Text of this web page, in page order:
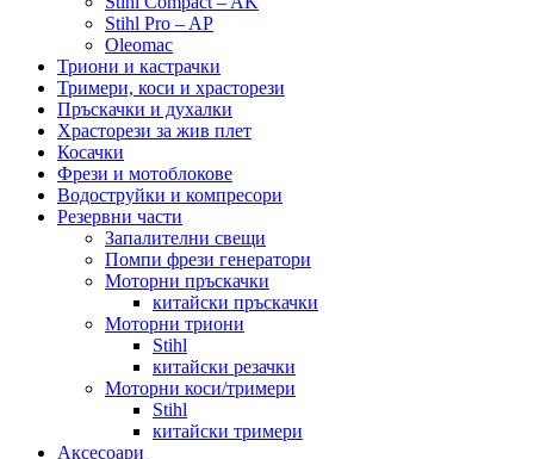
Stihl Pro – AP
Oleomac
Триони и кастрачки
Тримери, коси и храсторези
Пръскачки и духалки
Храсторези за жив плет
Косачки
Фрези и мотоблокове
Водоструйки и компресори
Резервни части
Запалителни свещи
Помпи фрези генератори
Моторни пръскачки
китайски пръскачки
Моторни триони
Stihl
китайски резачки
Моторни коси/тримери
Stihl
китайски тримери
Аксесоари